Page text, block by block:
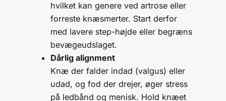
hvilket kan genere ved artrose eller
forreste knæsmerter. Start derfor
med lavere step-højde eller begræns
bevægeudslaget.
Dårlig alignment
Knæ der falder indad (valgus) eller
udad, og fod der drejer, øger stress
på ledbånd og menisk. Hold knæet